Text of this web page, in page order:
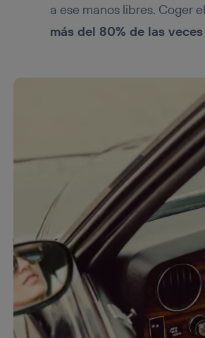
a ese manos libres. Coger
más del 80% de las